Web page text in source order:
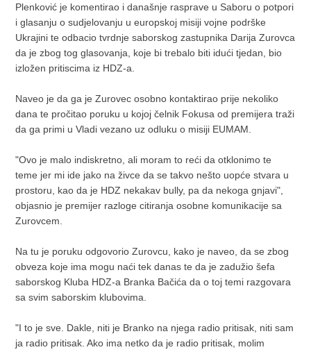
Plenković je komentirao i današnje rasprave u Saboru o potpori
i glasanju o sudjelovanju u europskoj misiji vojne podrške
Ukrajini te odbacio tvrdnje saborskog zastupnika Darija Zurovca
da je zbog tog glasovanja, koje bi trebalo biti idući tjedan, bio
izložen pritiscima iz HDZ-a.
Naveo je da ga je Zurovec osobno kontaktirao prije nekoliko
dana te pročitao poruku u kojoj čelnik Fokusa od premijera traži
da ga primi u Vladi vezano uz odluku o misiji EUMAM.
"Ovo je malo indiskretno, ali moram to reći da otklonimo te
teme jer mi ide jako na živce da se takvo nešto uopće stvara u
prostoru, kao da je HDZ nekakav bully, pa da nekoga gnjavi",
objasnio je premijer razloge citiranja osobne komunikacije sa
Zurovcem.
Na tu je poruku odgovorio Zurovcu, kako je naveo, da se zbog
obveza koje ima mogu naći tek danas te da je zadužio šefa
saborskog Kluba HDZ-a Branka Bačića da o toj temi razgovara
sa svim saborskim klubovima.
"I to je sve. Dakle, niti je Branko na njega radio pritisak, niti sam
ja radio pritisak. Ako ima netko da je radio pritisak, molim